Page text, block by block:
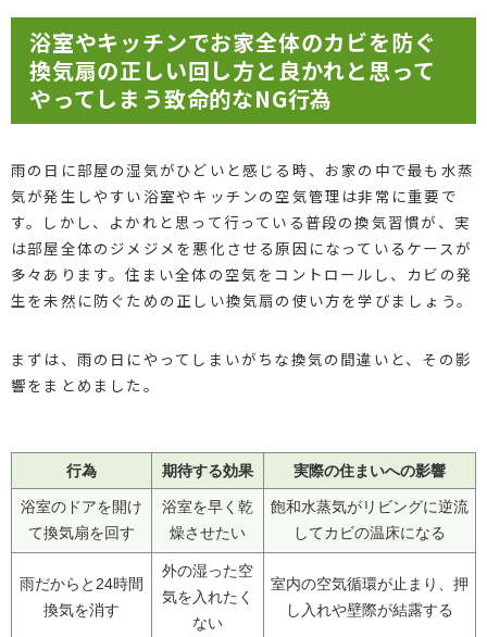
浴室やキッチンでお家全体のカビを防ぐ
換気扇の正しい回し方と良かれと思って
やってしまう致命的なNG行為
雨の日に部屋の湿気がひどいと感じる時、お家の中で最も水蒸
気が発生しやすい浴室やキッチンの空気管理は非常に重要で
す。しかし、よかれと思って行っている普段の換気習慣が、実
は部屋全体のジメジメを悪化させる原因になっているケースが
多々あります。住まい全体の空気をコントロールし、カビの発
生を未然に防ぐための正しい換気扇の使い方を学びましょう。
まずは、雨の日にやってしまいがちな換気の間違いと、その影
響をまとめました。
行為 期待する効果 実際の住まいへの影響
浴室のドアを開け
て換気扇を回す
浴室を早く乾
燥させたい
飽和水蒸気がリビングに逆流
してカビの温床になる
雨だからと24時間
換気を消す
外の湿った空
気を入れたく
ない
室内の空気循環が止まり、押
し入れや壁際が結露する